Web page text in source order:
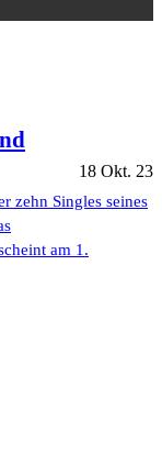
18 Okt. 23
zehn Singles seines
am 1.